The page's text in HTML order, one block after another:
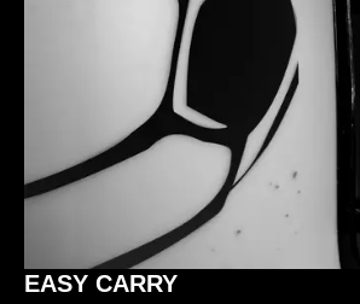
EASY CARRY